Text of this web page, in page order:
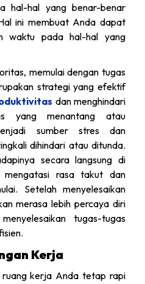
hal-hal yang benar-benar
ini membuat Anda dapat
waktu pada hal-hal yang
memulai dengan tugas
strategi yang efektif
dan menghindari
yang menantang atau
sumber stres dan
dihindari atau ditunda.
secara langsung di
rasa takut dan
Setelah menyelesaikan
merasa lebih percaya diri
tugas-tugas
Kerja
kerja Anda tetap rapi